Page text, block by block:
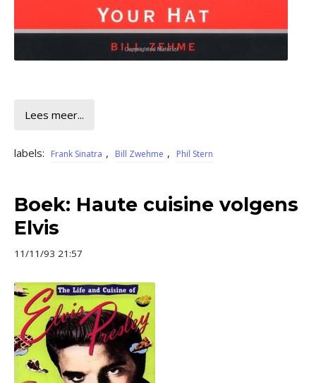
Lees meer...
labels: Frank Sinatra , Bill Zwehme , Phil Stern
Boek: Haute cuisine volgens
Elvis
11/11/93 21:57